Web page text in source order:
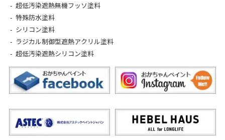
超低汚染遮熱無機フッソ塗料
特殊防水塗料
シリコン塗料
ラジカル制御型遮熱アクリル塗料
超低汚染遮熱シリコン塗料